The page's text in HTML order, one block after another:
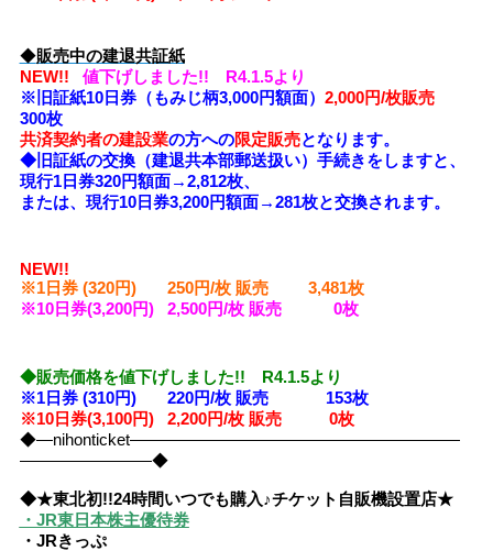
◆販売中の建退共証紙
NEW!! 値下げしました!! R4.1.5より
※旧証紙10日券（もみじ柄3,000円額面） 2,000円/枚販売
300枚
共済契約者の建設業の方への限定販売となります。
◆旧証紙の交換（建退共本部郵送扱い）手続きをしますと、
現行1日券320円額面→2,812枚、
または、現行10日券3,200円額面→281枚と交換されます。
NEW!!
※1日券 (320円) 250円/枚 販売 3,481枚
※10日券(3,200円) 2,500円/枚 販売 0枚
◆販売価格を値下げしました!! R4.1.5より
※1日券 (310円) 220円/枚 販売 153枚
※10日券(3,100円) 2,200円/枚 販売 0枚
◆―nihonticket――――――――――――――――――――
――――――――◆
◆★東北初!!24時間いつでも購入♪チケット自販機設置店★
・JR東日本株主優待券
・JRきっぷ